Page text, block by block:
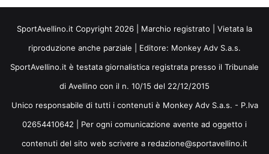
SportAvellino.it Copyright 2026 | Marchio registrato | Vietata la
riproduzione anche parziale | Editore: Monkey Adv S.a.s.
SportAvellino.it è testata giornalistica registrata presso il Tribunale
di Avellino con il n. 10/15 del 22/12/2015
Unico responsabile di tutti i contenuti è Monkey Adv S.a.s. - P.Iva
02654410642 | Per ogni comunicazione avente ad oggetto i
contenuti del sito web scrivere a redazione@sportavellino.it